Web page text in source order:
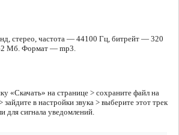
стерео, частота — 44100 Гц, битрейт — 320
Мб. Формат — mp3.
«Скачать» на странице > сохраните файл на
в настройки звука > выберите этот трек
для сигнала уведомлений.